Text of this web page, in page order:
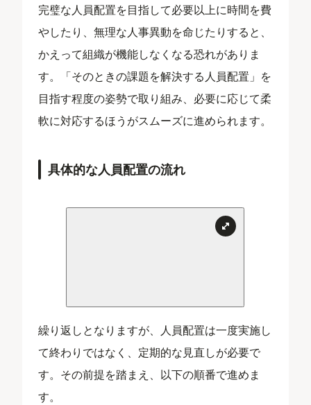
完璧な人員配置を目指して必要以上に時間を費
やしたり、無理な人事異動を命じたりすると、
かえって組織が機能しなくなる恐れがありま
す。「そのときの課題を解決する人員配置」を
目指す程度の姿勢で取り組み、必要に応じて柔
軟に対応するほうがスムーズに進められます。
具体的な人員配置の流れ
繰り返しとなりますが、人員配置は一度実施し
て終わりではなく、定期的な見直しが必要で
す。その前提を踏まえ、以下の順番で進めま
す。